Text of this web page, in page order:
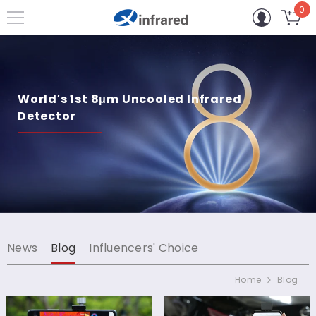
VAI DIRETTAMENTE AI CONTENUTI 0 0
World′s 1st 8μm Uncooled Infrared
Detector
News Blog Influencers' Choice
Home Blog